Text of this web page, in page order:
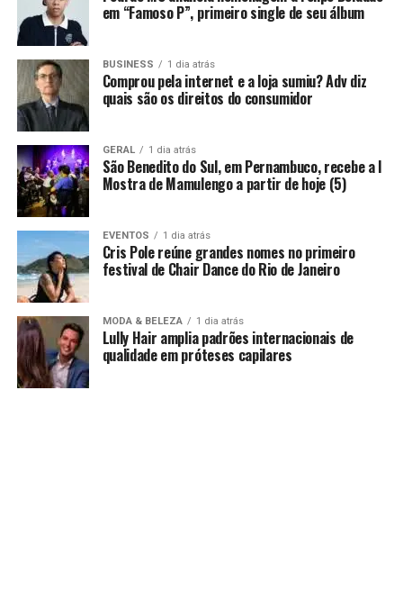
em “Famoso P”, primeiro single de seu álbum
BUSINESS 1 dia atrás
Comprou pela internet e a loja sumiu? Adv diz
quais são os direitos do consumidor
GERAL 1 dia atrás
São Benedito do Sul, em Pernambuco, recebe a I
Mostra de Mamulengo a partir de hoje (5)
EVENTOS 1 dia atrás
Cris Pole reúne grandes nomes no primeiro
festival de Chair Dance do Rio de Janeiro
MODA & BELEZA 1 dia atrás
Lully Hair amplia padrões internacionais de
qualidade em próteses capilares